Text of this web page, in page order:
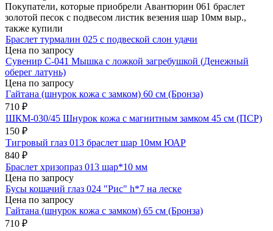
Покупатели, которые приобрели Авантюрин 061 браслет
золотой песок с подвесом листик везения шар 10мм выр.,
также купили
Браслет турмалин 025 с подвеской слон удачи
Цена по запросу
Сувенир С-041 Мышка с ложкой загребушкой (Денежный
оберег латунь)
Цена по запросу
Гайтана (шнурок кожа с замком) 60 см (Бронза)
710 ₽
ШКМ-030/45 Шнурок кожа с магнитным замком 45 см (ПСР)
150 ₽
Тигровый глаз 013 браслет шар 10мм ЮАР
840 ₽
Браслет хризопраз 013 шар*10 мм
Цена по запросу
Бусы кошачий глаз 024 "Рис" h*7 на леске
Цена по запросу
Гайтана (шнурок кожа с замком) 65 см (Бронза)
710 ₽